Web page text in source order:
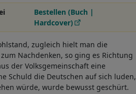
Bestellen (Buch |
Hardcover)
zugleich hielt man die
Nachdenken, so ging es Richtung
der Volksgemeinschaft eine
Schuld die Deutschen auf sich luden,
würde, wurde bewusst geschürt.